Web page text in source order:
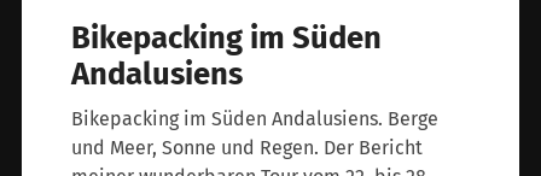
Bikepacking im Süden
Andalusiens
Bikepacking im Süden Andalusiens. Berge
und Meer, Sonne und Regen. Der Bericht